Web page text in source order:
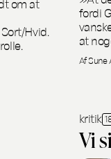
Hvid.
fordi
at
Af
kritik
Vi